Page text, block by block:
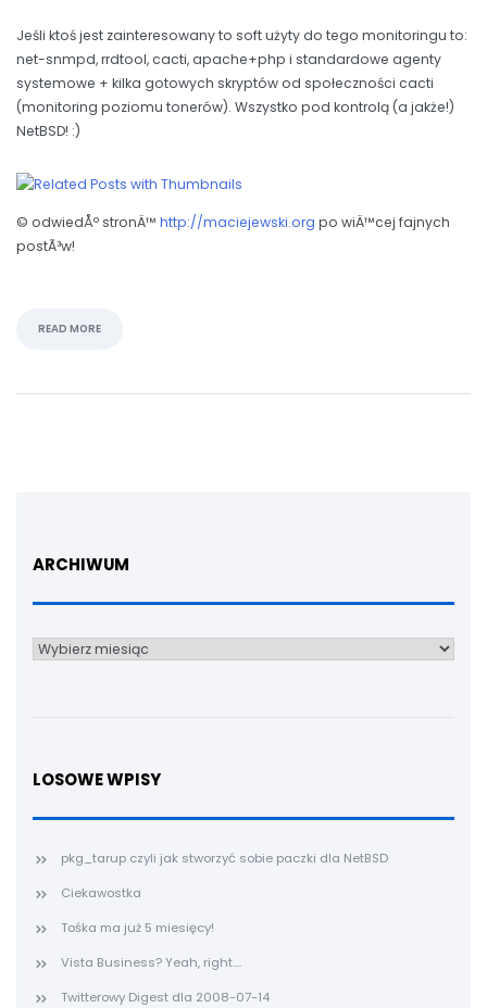
Jeśli ktoś jest zainteresowany to soft użyty do tego monitoringu to:
net-snmpd, rrdtool, cacti, apache+php i standardowe agenty
systemowe + kilka gotowych skryptów od społeczności cacti
(monitoring poziomu tonerów). Wszystko pod kontrolą (a jakże!)
NetBSD! :)
© odwiedÅº stronÄ™ http://maciejewski.org po wiÄ™cej fajnych
postÃ³w!
READ MORE
ARCHIWUM
Archiwum
LOSOWE WPISY
pkg_tarup czyli jak stworzyć sobie paczki dla NetBSD
Ciekawostka
Tośka ma już 5 miesięcy!
Vista Business? Yeah, right....
Twitterowy Digest dla 2008-07-14